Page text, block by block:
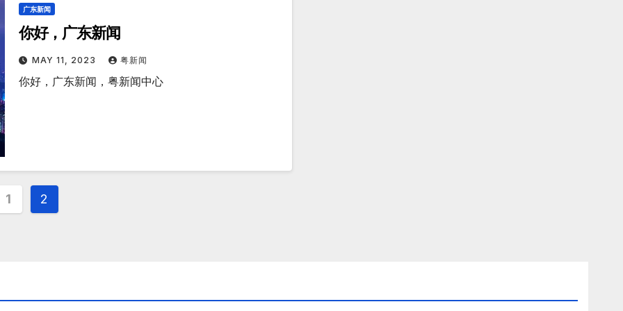
广东新闻
你好，广东新闻
MAY 11, 2023 粤新闻
你好，广东新闻，粤新闻中心
1 2